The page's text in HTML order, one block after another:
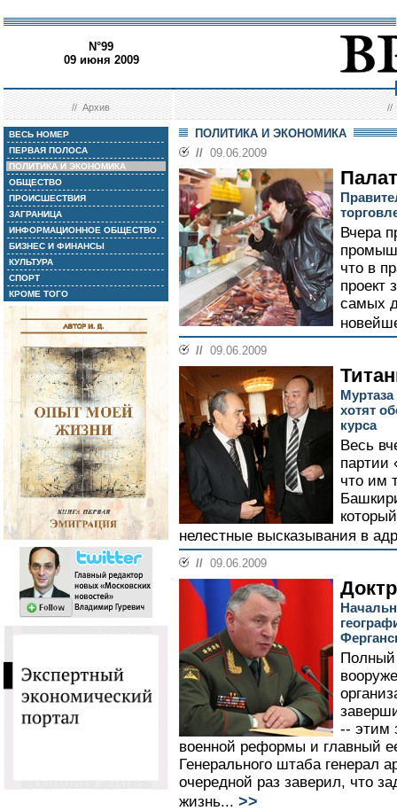
N°99
09 июня 2009
//Архив //
ВЕСЬ НОМЕР
ПЕРВАЯ ПОЛОСА
ПОЛИТИКА И ЭКОНОМИКА
ОБЩЕСТВО
ПРОИСШЕСТВИЯ
ЗАГРАНИЦА
ИНФОРМАЦИОННОЕ ОБЩЕСТВО
БИЗНЕС И ФИНАНСЫ
КУЛЬТУРА
СПОРТ
КРОМЕ ТОГО
ПОЛИТИКА И ЭКОНОМИКА
// 09.06.2009
Вчера
что в
проект
самых
// 09.06.2009
хотят
курса
Весь
партии
что им
нелестные высказывания в
// 09.06.2009
Полный
-- этим
военной реформы и главный
Генерального штаба генерал
очередной раз заверил, что
жизнь... >>